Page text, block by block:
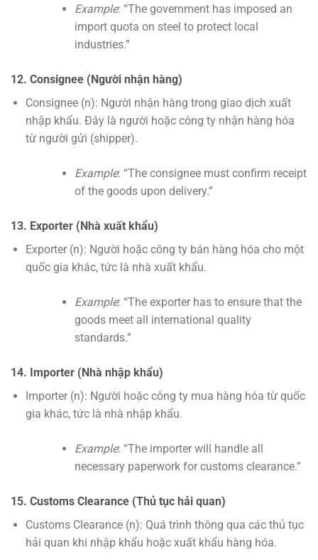
Example: “The government has imposed an
import quota on steel to protect local
industries.”
12. Consignee (Người nhận hàng)
Consignee (n): Người nhận hàng trong giao dịch xuất
nhập khẩu. Đây là người hoặc công ty nhận hàng hóa
từ người gửi (shipper).
Example: “The consignee must confirm receipt
of the goods upon delivery.”
13. Exporter (Nhà xuất khẩu)
Exporter (n): Người hoặc công ty bán hàng hóa cho một
quốc gia khác, tức là nhà xuất khẩu.
Example: “The exporter has to ensure that the
goods meet all international quality
standards.”
14. Importer (Nhà nhập khẩu)
Importer (n): Người hoặc công ty mua hàng hóa từ quốc
gia khác, tức là nhà nhập khẩu.
Example: “The importer will handle all
necessary paperwork for customs clearance.”
15. Customs Clearance (Thủ tục hải quan)
Customs Clearance (n): Quá trình thông qua các thủ tục
hải quan khi nhập khẩu hoặc xuất khẩu hàng hóa.